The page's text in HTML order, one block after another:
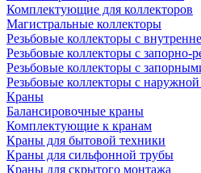
Комплектующие для коллекторов
Магистральные коллекторы
Резьбовые коллекторы с
Резьбовые коллекторы с
Резьбовые коллекторы с
Резьбовые коллекторы с наружной
Краны
Балансировочные краны
Комплектующие к кранам
Краны для бытовой техники
Краны для сильфонной трубы
Краны для скрытого монтажа